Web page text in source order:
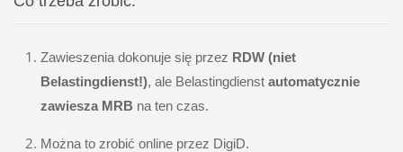
Zawieszenia dokonuje się przez RDW (niet
Belastingdienst!), ale Belastingdienst automatycznie
zawiesza MRB na ten czas.
Można to zrobić online przez DigiD.